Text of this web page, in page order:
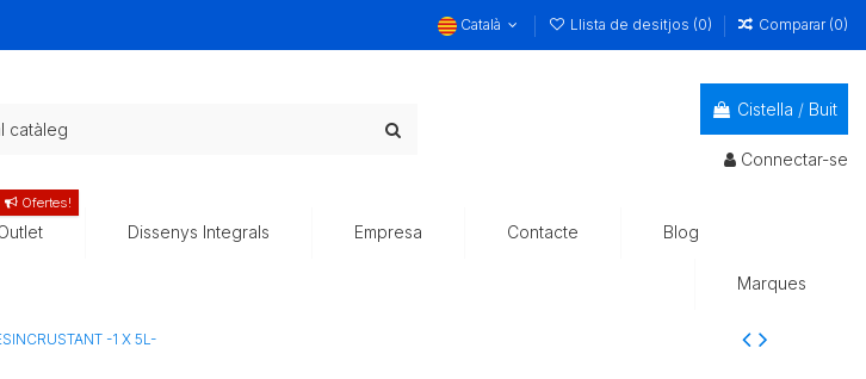
Català Llista de desitjos (0) Comparar (0)
Cistella / Buit
Connectar-se
Ofertes!
Dissenys Integrals Empresa Contacte Blog
Marques
-1 X 5L-